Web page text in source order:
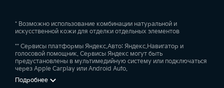
* Возможно использование комбинации натуральной и
искусственной кожи для отделки отдельных элементов
** Сервисы платформы Яндекс.Авто: Яндекс.Навигатор и
голосовой помощник. Сервисы Яндекс могут быть
предустановлены в мультимедийную систему или подключаться
через Apple Carplay или Android Auto.
Подробнее